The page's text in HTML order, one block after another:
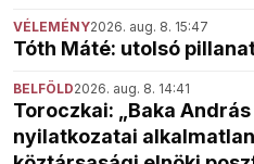
VÉLEMÉNY2026. aug. 8. 15:47
Tóth Máté: utolsó
BELFÖLD2026. aug. 8. 14:41
Toroczkai: „Baka
nyilatkozatai